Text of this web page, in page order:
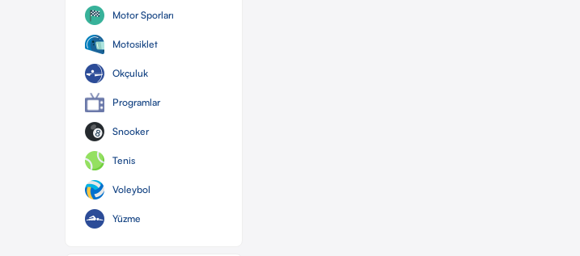
Motor Sporları
Motosiklet
Okçuluk
Programlar
Snooker
Tenis
Voleybol
Yüzme